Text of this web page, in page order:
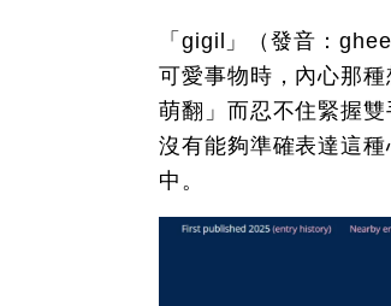
「gigil」（發音：
可愛事物時，內心那
萌翻」而忍不住緊握
沒有能夠準確表達這
中。